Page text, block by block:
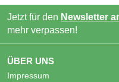
Jetzt für den Newsletter
mehr verpassen!
ÜBER UNS
Impressum